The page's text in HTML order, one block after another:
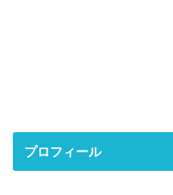
プロフィール